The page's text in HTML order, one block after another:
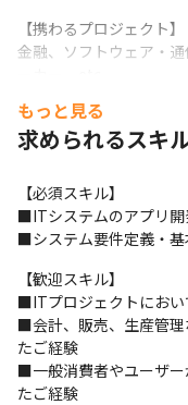
【携わるプロジェクト】
金融、ソフトウェア・
たプロジェクトにアサイ
★大手・有名企業の大規
★将来的にPM・PLや
や上流志向の方はぜひ
もっと見る
求められるスキ
【必須スキル】
■ITシステムのアプリ開
■システム要件定義・基
【歓迎スキル】
■ITプロジェクトにおい
■会計、販売、生産管理
たご経験
■一般消費者やユーザー
たご経験